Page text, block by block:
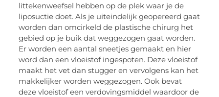
littekenweefsel hebben op de plek waar je de
liposuctie doet. Als je uiteindelijk geopereerd gaat
worden dan omcirkeld de plastische chirurg het
gebied op je buik dat weggezogen gaat worden.
Er worden een aantal sneetjes gemaakt en hier
word dan een vloeistof ingespoten. Deze vloeistof
maakt het vet dan stugger en vervolgens kan het
makkelijker worden weggezogen. Ook bevat
deze vloeistof een verdovingsmiddel waardoor de